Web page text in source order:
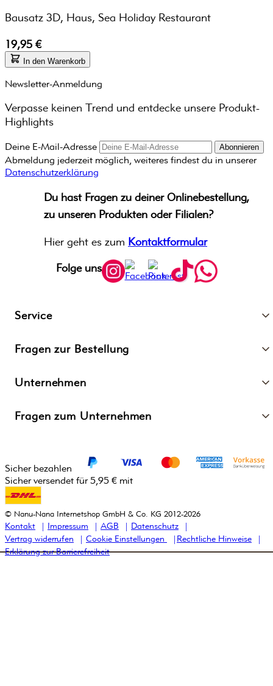
Bausatz 3D, Haus, Sea Holiday Restaurant
19,95 €
In den Warenkorb
Newsletter-Anmeldung
Verpasse keinen Trend und entdecke unsere Produkt-
Highlights
Deine E-Mail-Adresse Abonnieren
Abmeldung jederzeit möglich, weiteres findest du in unserer
Datenschutzerklärung
Du hast Fragen zu deiner Onlinebestellung,
zu unseren Produkten oder Filialen?
Hier geht es zum Kontaktformular
Folge uns
Service
Fragen zur Bestellung
Unternehmen
Fragen zum Unternehmen
Sicher bezahlen
Sicher versendet für 5,95 € mit
© Nanu-Nana Internetshop GmbH & Co. KG 2012-2026
Kontakt Impressum AGB
Datenschutz
Vertrag widerrufen
Cookie Einstellungen
Rechtliche Hinweise
Erklärung zur Barrierefreiheit